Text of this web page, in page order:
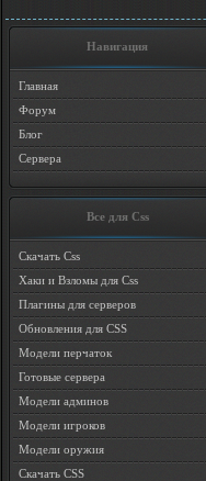
Навигация
Главная
Форум
Блог
Сервера
Все для Css
Скачать Css
Хаки и Взломы для Css
Плагины для серверов
Обновления для CSS
Модели перчаток
Готовые сервера
Модели админов
Модели игроков
Модели оружия
Скачать CSS